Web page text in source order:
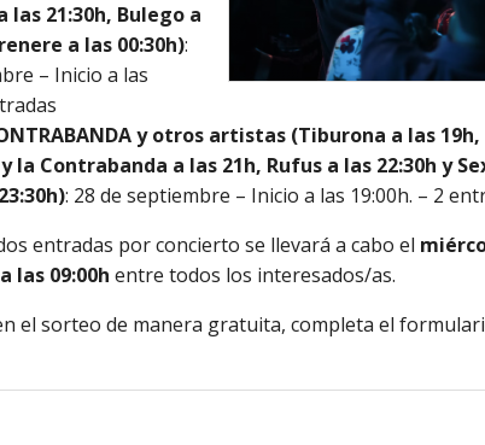
las 21:30h, Bulego a
a las 00:30h):
– Inicio a las
y otros artistas (Tiburona a las
la Contrabanda a las 21h, Rufus a las 22:30h y
: 28 de septiembre – Inicio a las 19:00h. – 2
entradas por concierto se llevará a cabo el
las 09:00h entre todos los interesados/as.
el sorteo de manera gratuita, completa el